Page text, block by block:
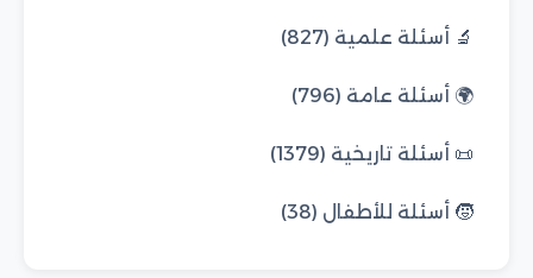
🔬 أسئلة علمية (827)
🌍 أسئلة عامة (796)
📜 أسئلة تاريخية (1379)
🧒 أسئلة للأطفال (38)